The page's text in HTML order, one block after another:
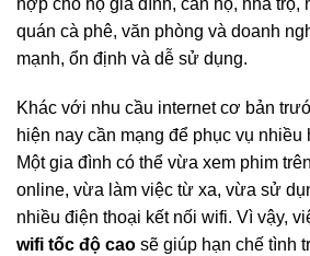
quán cà phê, văn phòng và doanh
mạnh, ổn định và dễ sử dụng.
Khác với nhu cầu internet cơ bản
hiện nay cần mạng để phục vụ nhiều
Một gia đình có thể vừa xem phim
online, vừa làm việc từ xa, vừa sử
nhiều điện thoại kết nối wifi. Vì vậy,
wifi tốc độ cao sẽ giúp hạn chế tình